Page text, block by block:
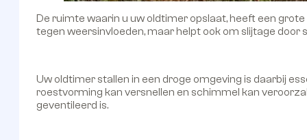
De ruimte waarin u uw oldtimer opslaat, heeft een
tegen weersinvloeden, maar helpt ook om slijtage door
Uw oldtimer stallen in een droge omgeving is daarbij
roestvorming kan versnellen en schimmel kan
geventileerd is.